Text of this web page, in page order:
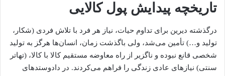
تاریخچه پیدایش پول کالایی
درگذشته دیرین برای تداوم حیات، نیاز هر فرد با تلاش فردی (شکار،
تولید و…) تأمین می‌شد، ولی باگذشت زمان، انسان‌ها هرگز به تولید
شخصی قانع نبوده و ناگزیر از راه معاوضه مستقیم کالا با کالا، (تهاتر
سنتی) نیازهای عادی زندگی را فراهم می‌کردند. در دادوستدهای